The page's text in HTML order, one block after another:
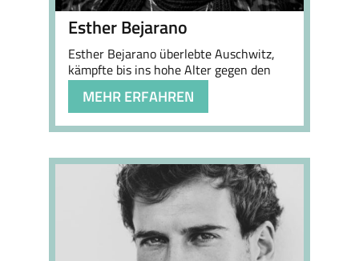
Esther Bejarano
Esther Bejarano überlebte Auschwitz,
kämpfte bis ins hohe Alter gegen den
Faschismus und …
MEHR ERFAHREN